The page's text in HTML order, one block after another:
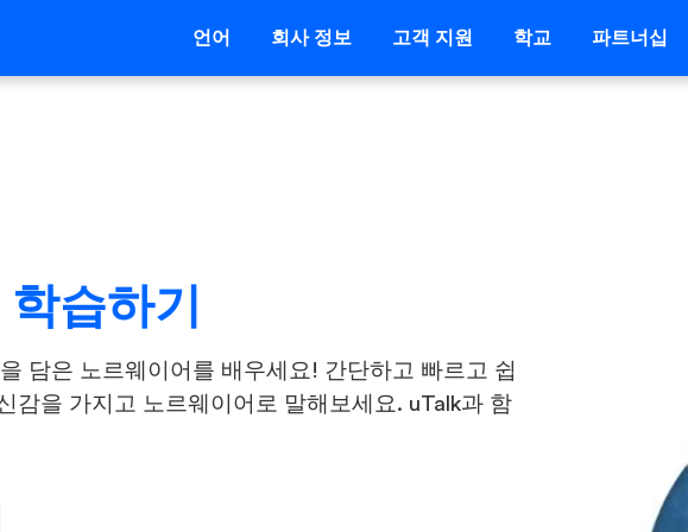
언어 회사 정보 고객 지원 학교 파트너십
습하기
담은 노르웨이어를 배우세요! 간단하고 빠르고 쉽
감을 가지고 노르웨이어로 말해보세요. uTalk과 함